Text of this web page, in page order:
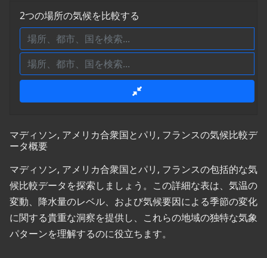
2つの場所の気候を比較する
マディソン, アメリカ合衆国とパリ, フランスの気候比較デ
ータ概要
マディソン, アメリカ合衆国とパリ, フランスの包括的な気
候比較データを探索しましょう。この詳細な表は、気温の
変動、降水量のレベル、および気候要因による季節の変化
に関する貴重な洞察を提供し、これらの地域の独特な気象
パターンを理解するのに役立ちます。